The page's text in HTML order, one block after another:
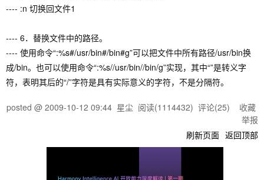
---- :n 切换回文件1
---- 6．替换文件中的路径。
---- 使用命令“:%s#/usr/bin#/bin#g”可以把文件中所有路径/usr/bin换
成/bin。也可以使用命令“:%s//usr/bin//bin/g”实现，其中“”是转义字
符，表明其后的“/”字符是具有实际意义的字符，不是分隔符。
posted @ 2009-10-12 09:44 星尘 阅读(1114432) 评论(25) 收藏
举报
刷新页面 返回顶部